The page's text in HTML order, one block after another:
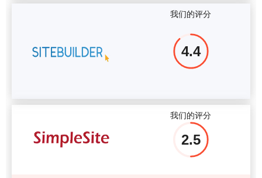
我们的评分
4.4
我们的评分
2.5